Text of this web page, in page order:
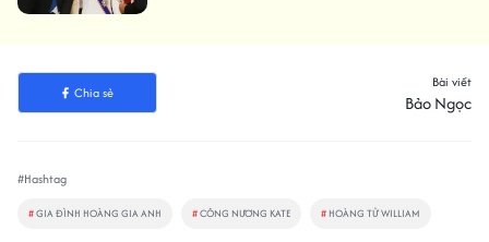
Chia sẻ
Bài viết
Bảo Ngọc
#Hashtag
#GIA ĐÌNH HOÀNG GIA ANH #CÔNG NƯƠNG KATE # HOÀNG TỬ WILLIAM